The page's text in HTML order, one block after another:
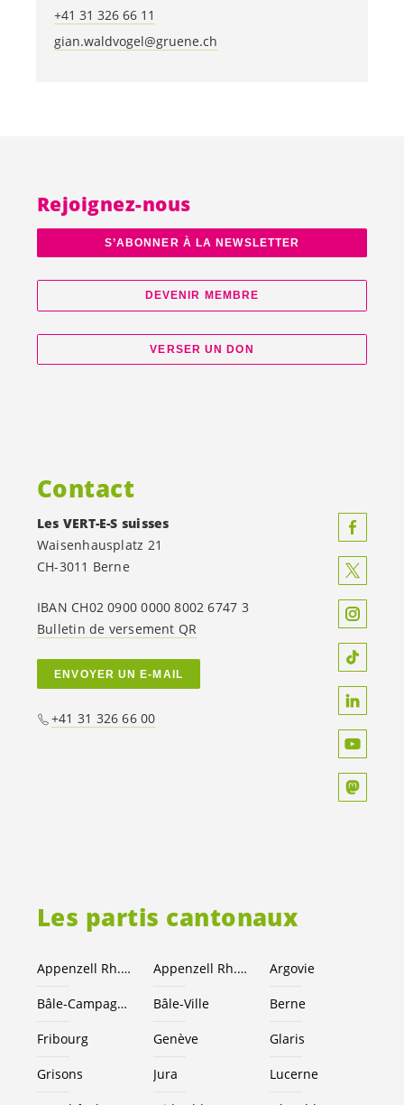
+41 31 326 66 11
gian.waldvogel@gruene.ch
Les partis cantonaux
Appenzell Rh.-Ext. Appenzell Rh.-I. Argovie
Bâle-Campagne Bâle-Ville Berne
Fribourg Genève Glaris
Grisons Jura Lucerne
Rejoignez-nous
S’ABONNER À LA NEWSLETTER
DEVENIR MEMBRE
VERSER UN DON
Contact
Les VERT-E-S suisses
Waisenhausplatz 21
CH-3011 Berne
IBAN CH02 0900 0000 8002 6747 3
Bulletin de versement QR
ENVOYER UN E-MAIL
+41 31 326 66 00